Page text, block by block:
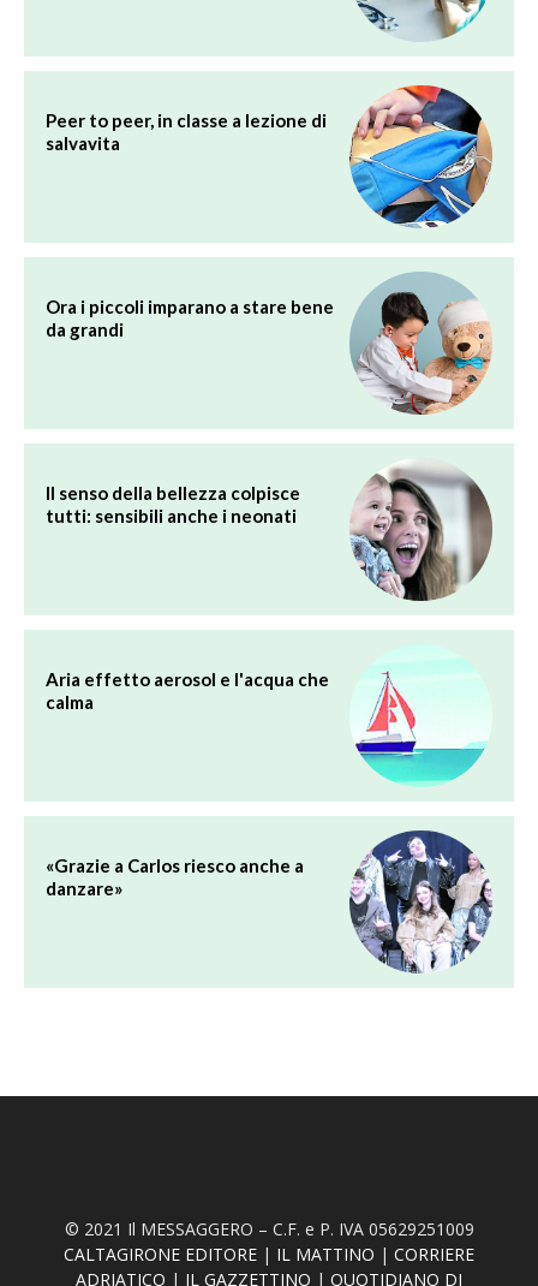
Peer to peer, in classe a lezione di
salvavita
Ora i piccoli imparano a stare bene
da grandi
Il senso della bellezza colpisce
tutti: sensibili anche i neonati
Aria effetto aerosol e l'acqua che
calma
«Grazie a Carlos riesco anche a
danzare»
© 2021 Il MESSAGGERO – C.F. e P. IVA 05629251009
CALTAGIRONE EDITORE | IL MATTINO | CORRIERE
ADRIATICO | IL GAZZETTINO | QUOTIDIANO DI